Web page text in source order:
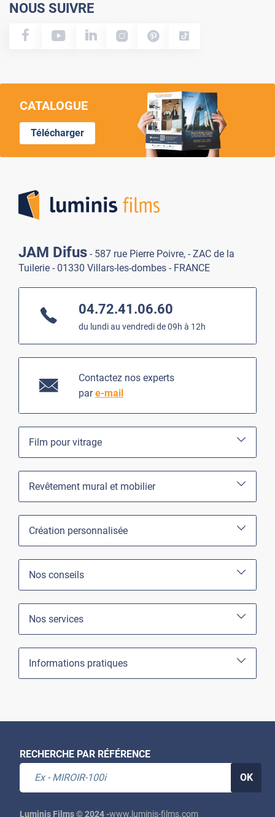
NOUS SUIVRE
CATALOGUE
Télécharger
JAM Difus - 587 rue Pierre Poivre, - ZAC de la
Tuilerie - 01330 Villars-les-dombes - FRANCE
04.72.41.06.60
du lundi au vendredi de 09h à 12h
Contactez nos experts
pare-mail
Film pour vitrage
Revêtement mural et mobilier
Création personnalisée
Nos conseils
Nos services
Informations pratiques
RECHERCHE PAR RÉFÉRENCE
OK
Luminis Films © 2024 -www.luminis-films.com